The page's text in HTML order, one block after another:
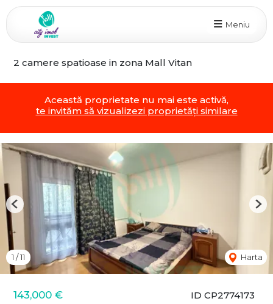
Meniu
2 camere spatioase in zona Mall Vitan
Această proprietate nu mai este activă,
te invităm să vizualizezi proprietăți similare
ID CP2774173
143,000 €
1 /11 Harta
Previous